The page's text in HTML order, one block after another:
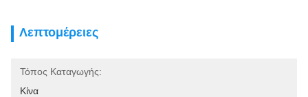
Λεπτομέρειες
Τόπος Καταγωγής:
Κίνα